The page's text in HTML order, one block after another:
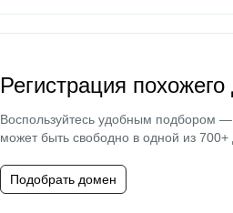
Регистрация
Воспользуйтесь удобным подбором
может быть свободно в одной из 700+
Подобрать домен